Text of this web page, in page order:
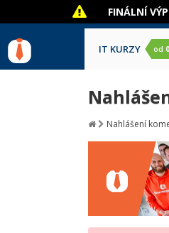
FINÁLNÍ
IT KURZY od
Nahlášení